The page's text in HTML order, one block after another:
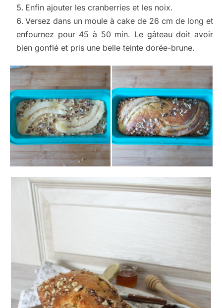
Enfin ajouter les cranberries et les noix.
Versez dans un moule à cake de 26 cm de long et
enfournez pour 45 à 50 min. Le gâteau doit avoir
bien gonflé et pris une belle teinte dorée-brune.